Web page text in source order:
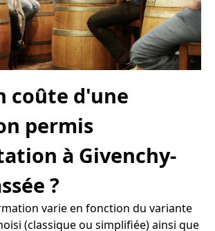
coûte d'une
permis
à Givenchy-
?
varie en fonction du variante
(classique ou simplifiée) ainsi que